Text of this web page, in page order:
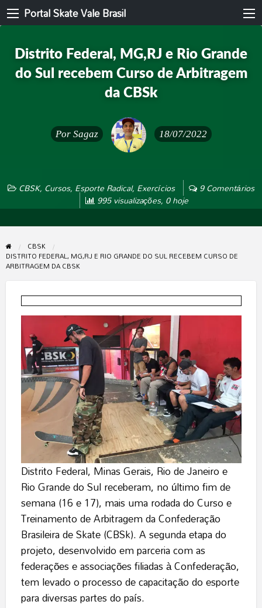
Portal Skate Vale Brasil
Distrito Federal, MG,RJ e Rio Grande
do Sul recebem Curso de Arbitragem
da CBSk
Por Sagaz 18/07/2022
CBSK, Cursos, Esporte Radical, Exercícios 9 Comentários
995 visualizações, 0 hoje
CBSK
DISTRITO FEDERAL, MG,RJ E RIO GRANDE DO SUL RECEBEM CURSO DE
ARBITRAGEM DA CBSK
Distrito Federal, Minas Gerais, Rio de Janeiro e
Rio Grande do Sul receberam, no último fim de
semana (16 e 17), mais uma rodada do Curso e
Treinamento de Arbitragem da Confederação
Brasileira de Skate (CBSk). A segunda etapa do
projeto, desenvolvido em parceria com as
federações e associações filiadas à Confederação,
tem levado o processo de capacitação do esporte
para diversas partes do país.